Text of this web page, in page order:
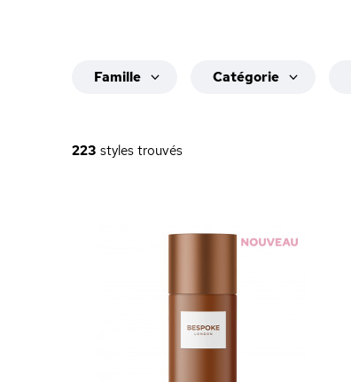
Famille Catégorie
223 styles trouvés